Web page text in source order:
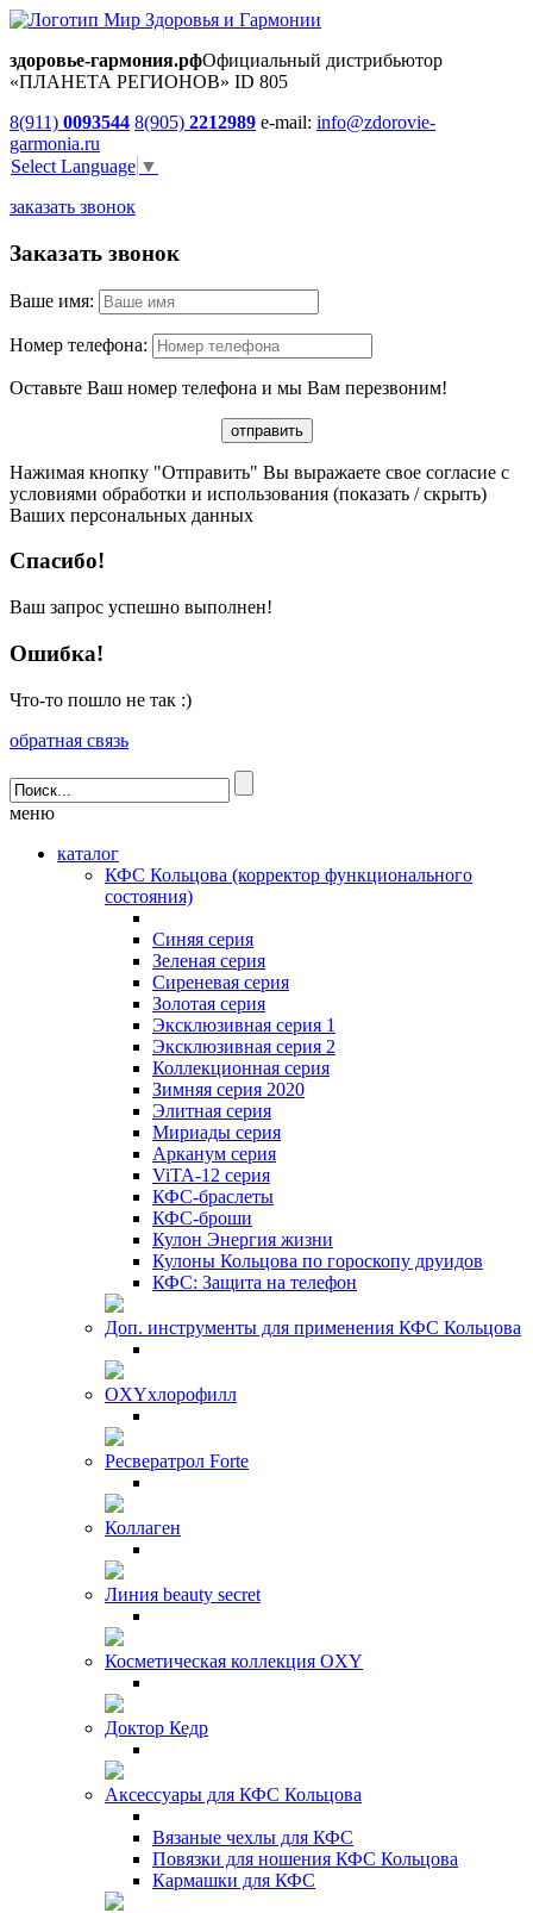
здоровье-гармония.рфОфициальный дистрибьютор
«ПЛАНЕТА РЕГИОНОВ» ID 805
8(911) 0093544 8(905) 2212989 e-mail: info@zdorovie-
garmonia.ru
Select Language ▼
заказать звонок
Заказать звонок
Ваше имя:
Номер телефона:
Оставьте Ваш номер телефона и мы Вам перезвоним!
Нажимая кнопку "Отправить" Вы выражаете свое согласие с
условиями обработки и использования (показать / скрыть)
Ваших персональных данных
Спасибо!
Ваш запрос успешно выполнен!
Ошибка!
Что-то пошло не так :)
обратная связь
меню
каталог
КФС Кольцова (корректор функционального
состояния)
Синяя серия
Зеленая серия
Сиреневая серия
Золотая серия
Эксклюзивная серия 1
Эксклюзивная серия 2
Коллекционная серия
Зимняя серия 2020
Элитная серия
Мириады серия
Арканум серия
ViTA-12 серия
КФС-браслеты
КФС-броши
Кулон Энергия жизни
Кулоны Кольцова по гороскопу друидов
КФС: Защита на телефон
Доп. инструменты для применения КФС Кольцова
OXYхлорофилл
Ресвератрол Forte
Коллаген
Линия beauty secret
Косметическая коллекция OXY
Доктор Кедр
Аксессуары для КФС Кольцова
Вязаные чехлы для КФС
Повязки для ношения КФС Кольцова
Кармашки для КФС